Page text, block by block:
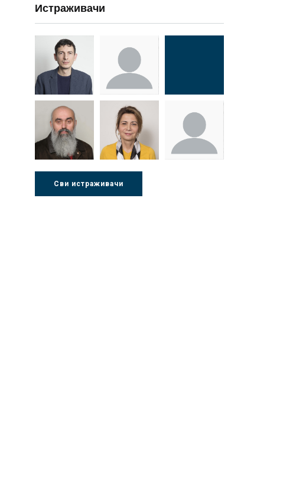
Истраживачи
Др Миша
Стојадиновић
Зоран
Милошевић
Др Марија
Ђорић
Др Љубиша
Деспотовић
Др Нада
Радушки
Сви истраживачи